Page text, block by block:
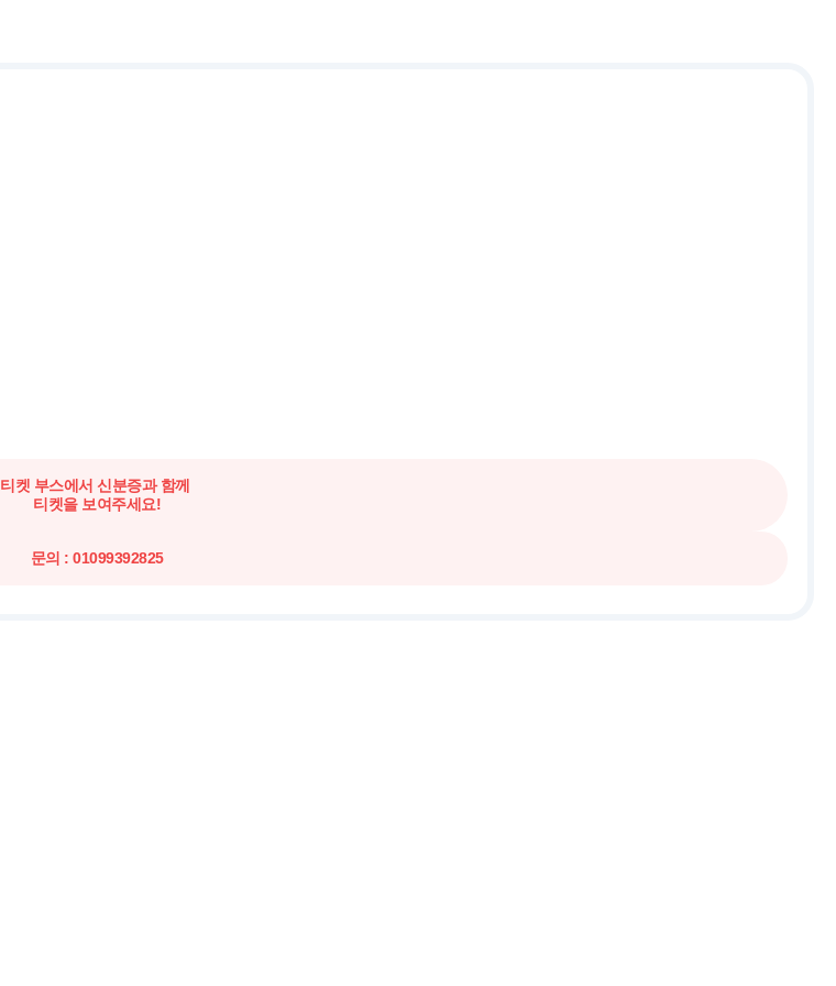
티켓 부스에서 신분증과 함께
티켓을 보여주세요!
문의 : 01099392825